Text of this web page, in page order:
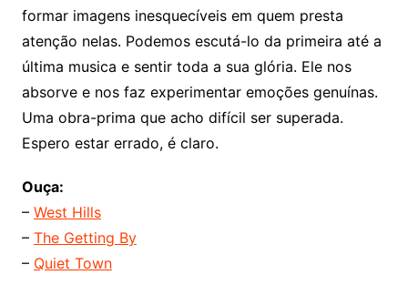
formar imagens inesquecíveis em quem presta
atenção nelas. Podemos escutá-lo da primeira até a
última musica e sentir toda a sua glória. Ele nos
absorve e nos faz experimentar emoções genuínas.
Uma obra-prima que acho difícil ser superada.
Espero estar errado, é claro.
Ouça:
– West Hills
– The Getting By
– Quiet Town